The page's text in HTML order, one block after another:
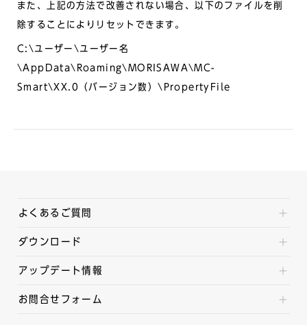
また、上記の方法で改善されない場合、以下のファイルを削
除することによりリセットできます。
C:\ユーザー\ユーザー名
\AppData\Roaming\MORISAWA\MC-
Smart\XX.0（バージョン数）\PropertyFile
よくあるご質問
ダウンロード
アップデート情報
お問合せフォーム